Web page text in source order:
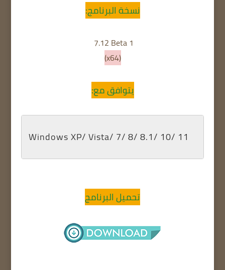
نسخة البرنامج:
7.12 Beta 1
(x64)
يتوافق مع:
Windows XP/ Vista/ 7/ 8/ 8.1/ 10/ 11
تحميل البرنامج